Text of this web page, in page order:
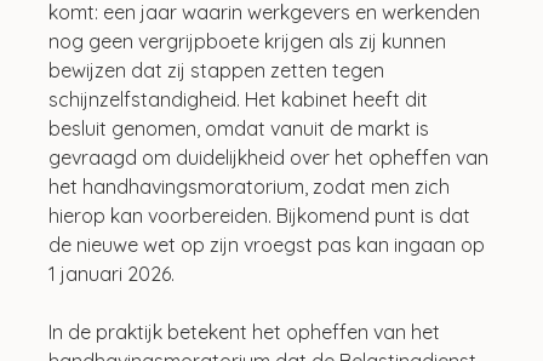
komt: een jaar waarin werkgevers en werkenden
nog geen vergrijpboete krijgen als zij kunnen
bewijzen dat zij stappen zetten tegen
schijnzelfstandigheid. Het kabinet heeft dit
besluit genomen, omdat vanuit de markt is
gevraagd om duidelijkheid over het opheffen van
het handhavingsmoratorium, zodat men zich
hierop kan voorbereiden. Bijkomend punt is dat
de nieuwe wet op zijn vroegst pas kan ingaan op
1 januari 2026.
In de praktijk betekent het opheffen van het